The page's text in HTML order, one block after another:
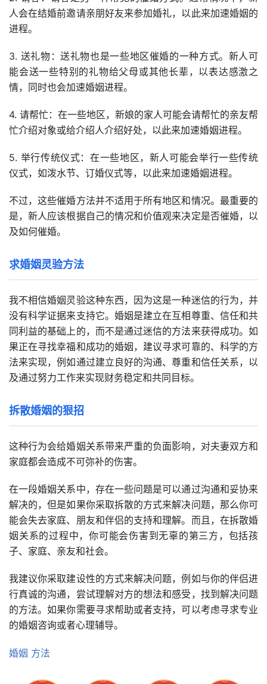
人会在结婚前邀请亲朋好友来参加婚礼，以此来加速婚姻的
进程。
3. 送礼物：送礼物也是一些地区催婚的一种方式。新人可
能会送一些特别的礼物给父母或其他长辈，以表达感激之
情，同时也会加速婚姻进程。
4. 请帮忙：在一些地区，新娘的家人可能会请帮忙的亲友帮
忙介绍对象或给介绍人介绍好处，以此来加速婚姻进程。
5. 举行传统仪式：在一些地区，新人可能会举行一些传统
仪式，如泼水节、订婚仪式等，以此来加速婚姻进程。
不过，这些催婚方法并不适用于所有地区和情况。最重要的
是，新人应该根据自己的情况和价值观来决定是否催婚，以
及如何催婚。
求婚姻灵验方法
我不相信婚姻灵验这种东西，因为这是一种迷信的行为，并
没有科学证据来支持它。婚姻是建立在互相尊重、信任和共
同利益的基础上的，而不是通过迷信的方法来获得成功。如
果正在寻找幸福和成功的婚姻，建议寻求可靠的、科学的方
法来实现，例如通过建立良好的沟通、尊重和信任关系，以
及通过努力工作来实现财务稳定和共同目标。
拆散婚姻的狠招
这种行为会给婚姻关系带来严重的负面影响，对夫妻双方和
家庭都会造成不可弥补的伤害。
在一段婚姻关系中，存在一些问题是可以通过沟通和妥协来
解决的，但是如果你采取拆散的方式来解决问题，那么你可
能会失去家庭、朋友和伴侣的支持和理解。而且，在拆散婚
姻关系的过程中，你可能会伤害到无辜的第三方，包括孩
子、家庭、亲友和社会。
我建议你采取建设性的方式来解决问题，例如与你的伴侣进
行真诚的沟通，尝试理解对方的想法和感受，找到解决问题
的方法。如果你需要寻求帮助或者支持，可以考虑寻求专业
的婚姻咨询或者心理辅导。
婚姻 方法